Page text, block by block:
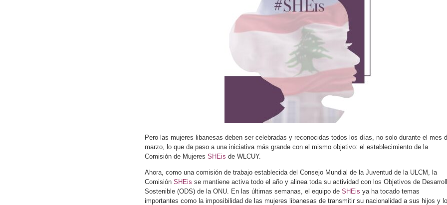
Pero las mujeres libanesas deben ser celebradas y reconocidas todos los días, no solo durante el mes
marzo, lo que da paso a una iniciativa más grande con el mismo objetivo: el establecimiento de la
Comisión de Mujeres SHEis de WLCUY.
Ahora, como una comisión de trabajo establecida del Consejo Mundial de la Juventud de la ULCM, la
Comisión SHEis se mantiene activa todo el año y alinea toda su actividad con los Objetivos de
Sostenible (ODS) de la ONU. En las últimas semanas, el equipo de SHEis ya ha tocado temas
importantes como la imposibilidad de las mujeres libanesas de transmitir su nacionalidad a sus hijos y